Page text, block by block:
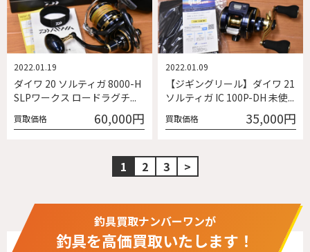
ダイワ 20 ソルティガ 8000-H
SLPワークス ロードラグチ...
2022.01.19
買取価格 60,000円
【ジギングリール】ダイワ 21
ソルティガ IC 100P-DH 未使...
2022.01.09
買取価格 35,000円
1 2 3 >
釣具買取ナンバーワンが
釣具を高価買取いたします！